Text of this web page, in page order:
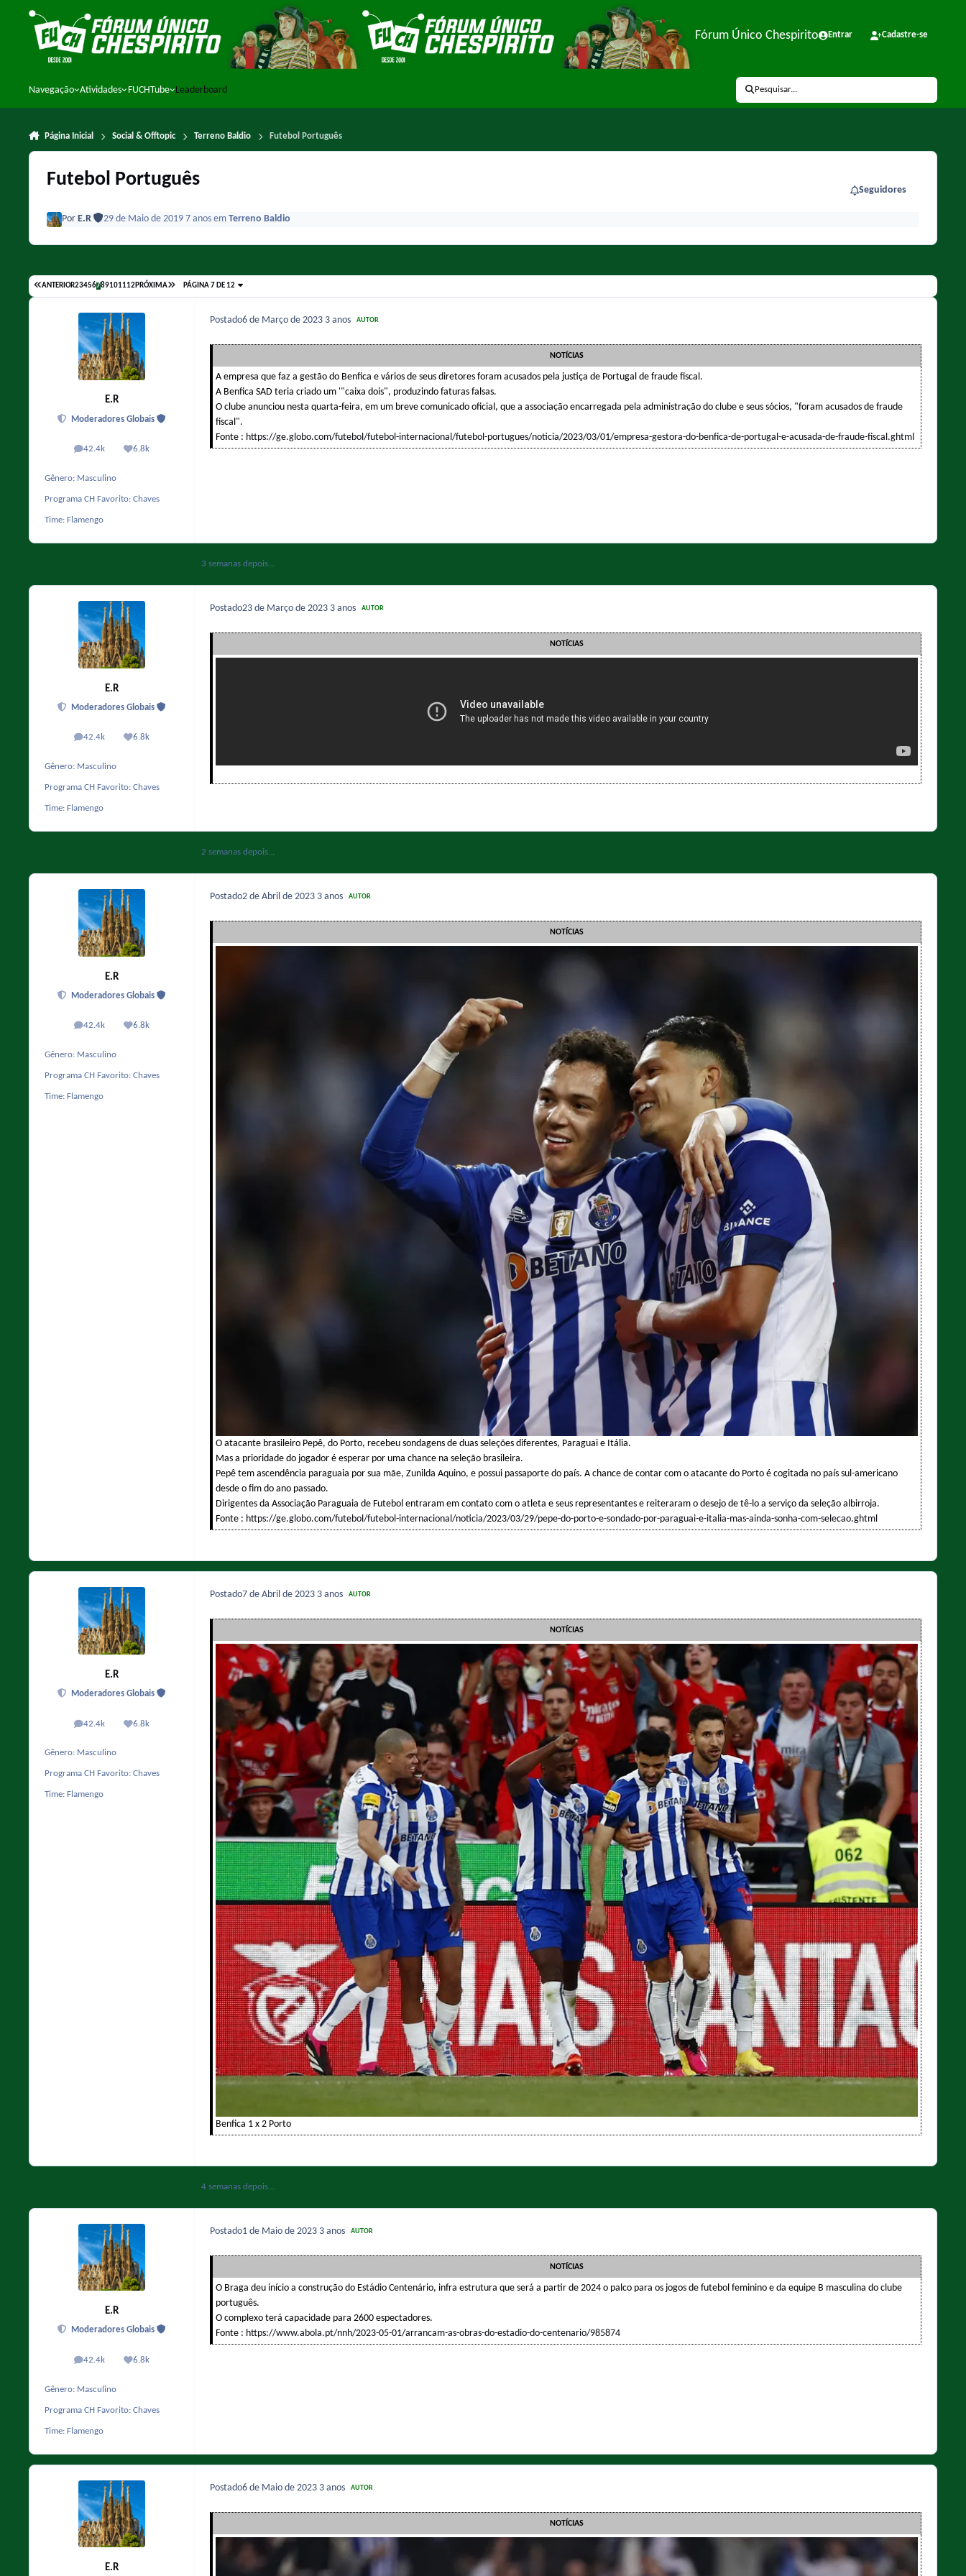
Ir para conteúdo
Fórum Único Chespirito Entrar Cadastre-se
Navegação Atividades FUCHTube Leaderboard Pesquisar...
Página Inicial Social & Offtopic Terreno Baldio Futebol Português
Futebol Português
Seguidores
Por E.R 29 de Maio de 2019 7 anos em Terreno Baldio
ANTERIOR23456789101112PRÓXIMA PÁGINA 7 DE 12
E.R
Moderadores Globais
42.4k
posts 6.8k
Reputação
Gênero: Masculino
Programa CH Favorito: Chaves
Time: Flamengo
Postado6 de Março de 2023 3 anos AUTOR
NOTÍCIAS
A empresa que faz a gestão do Benfica e vários de seus diretores foram acusados pela justiça de Portugal de fraude fiscal.
A Benfica SAD teria criado um '"caixa dois", produzindo faturas falsas.
O clube anunciou nesta quarta-feira, em um breve comunicado oficial, que a associação encarregada pela administração do clube e seus sócios, "foram acusados de fraude
fiscal".
Fonte : https://ge.globo.com/futebol/futebol-internacional/futebol-portugues/noticia/2023/03/01/empresa-gestora-do-benfica-de-portugal-e-acusada-de-fraude-fiscal.ghtml
3 semanas depois...
E.R
Moderadores Globais
42.4k
posts 6.8k
Reputação
Gênero: Masculino
Programa CH Favorito: Chaves
Time: Flamengo
Postado23 de Março de 2023 3 anos AUTOR
NOTÍCIAS
2 semanas depois...
E.R
Moderadores Globais
42.4k
posts 6.8k
Reputação
Gênero: Masculino
Programa CH Favorito: Chaves
Time: Flamengo
Postado2 de Abril de 2023 3 anos AUTOR
NOTÍCIAS
O atacante brasileiro Pepê, do Porto, recebeu sondagens de duas seleções diferentes, Paraguai e Itália.
Mas a prioridade do jogador é esperar por uma chance na seleção brasileira.
Pepê tem ascendência paraguaia por sua mãe, Zunilda Aquino, e possui passaporte do país. A chance de contar com o atacante do Porto é cogitada no país sul-americano
desde o fim do ano passado.
Dirigentes da Associação Paraguaia de Futebol entraram em contato com o atleta e seus representantes e reiteraram o desejo de tê-lo a serviço da seleção albirroja.
Fonte : https://ge.globo.com/futebol/futebol-internacional/noticia/2023/03/29/pepe-do-porto-e-sondado-por-paraguai-e-italia-mas-ainda-sonha-com-selecao.ghtml
E.R
Moderadores Globais
42.4k
posts 6.8k
Reputação
Gênero: Masculino
Programa CH Favorito: Chaves
Time: Flamengo
Postado7 de Abril de 2023 3 anos AUTOR
NOTÍCIAS
Benfica 1 x 2 Porto
4 semanas depois...
E.R
Moderadores Globais
42.4k
posts 6.8k
Reputação
Gênero: Masculino
Programa CH Favorito: Chaves
Time: Flamengo
Postado1 de Maio de 2023 3 anos AUTOR
NOTÍCIAS
O Braga deu início a construção do Estádio Centenário, infra estrutura que será a partir de 2024 o palco para os jogos de futebol feminino e da equipe B masculina do clube
português.
O complexo terá capacidade para 2600 espectadores.
Fonte : https://www.abola.pt/nnh/2023-05-01/arrancam-as-obras-do-estadio-do-centenario/985874
E.R
Postado6 de Maio de 2023 3 anos AUTOR
NOTÍCIAS